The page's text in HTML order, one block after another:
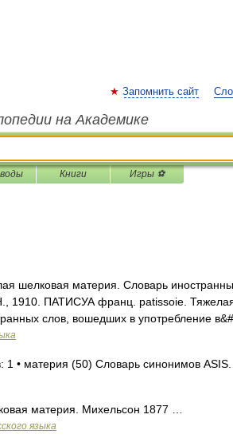
Запомнить сайт
на Академике
Книги Игры ⚽
шелковая материя. Словарь
1910. ПАТИСУА франц. patissoie.
слов, вошедших в употребление
• материя (50) Словарь синонимов
материя. Михельсон 1877 …
языка